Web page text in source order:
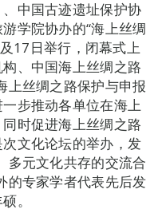
中国古迹遗址保护协
学院协办的“海上丝绸
17日举行，闭幕式上
、中国海上丝绸之路
上丝绸之路保护与申报
步推动各单位在海上
时促进海上丝绸之路
文化论坛的举办，发
多元文化共存的交流合
的专家学者代表先后发
。